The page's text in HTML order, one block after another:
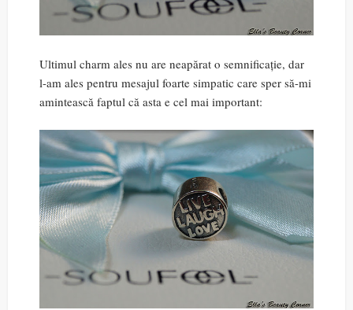
Ultimul charm ales nu are neapărat o semnificație, dar
l-am ales pentru mesajul foarte simpatic care sper să-mi
amintească faptul că asta e cel mai important: